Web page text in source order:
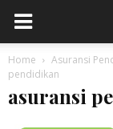
Home Asuransi
pendidikan
asuransi